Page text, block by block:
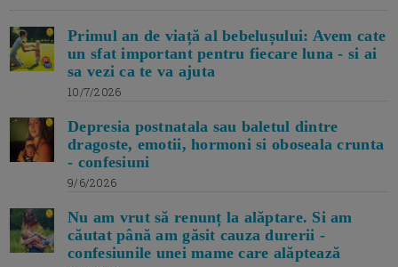
Primul an de viață al bebelușului: Avem cate
un sfat important pentru fiecare luna - si ai
sa vezi ca te va ajuta
10/7/2026
Depresia postnatala sau baletul dintre
dragoste, emotii, hormoni si oboseala crunta
- confesiuni
9/6/2026
Nu am vrut să renunț la alăptare. Si am
căutat până am găsit cauza durerii -
confesiunile unei mame care alăptează